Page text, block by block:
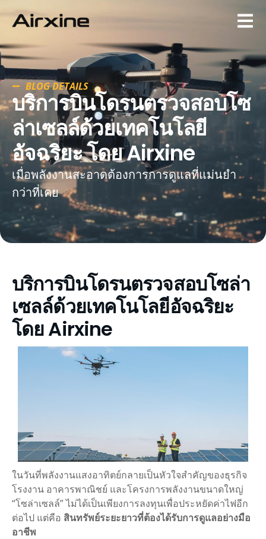
BLOG DETAILS
บริการบินโดรนตรวจสอบโซ
ล่าเซลล์ด้วยเทคโนโลยี
อัจฉริยะ โดย Airxine
เมื่อพลังงานสะอาดต้องการการดูแลที่แม่นยำ
กว่าที่เคย
บริการบินโดรนตรวจสอบโซล่า
เซลล์ด้วยเทคโนโลยีอัจฉริยะ
โดย Airxine
ในวันที่พลังงานแสงอาทิตย์กลายเป็นหัวใจสำคัญของธุรกิจ
โรงงาน อาคารพาณิชย์ และโครงการพลังงานขนาดใหญ่
“โซล่าเซลล์” ไม่ได้เป็นเพียงการลงทุนเพื่อประหยัดค่าไฟอีก
ต่อไป แต่คือ สินทรัพย์ระยะยาวที่ต้องได้รับการดูแลอย่างมือ
อาชีพ